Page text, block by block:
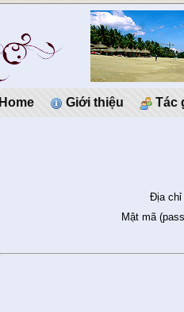
Home Giới thiệu Tác
Địa chỉ
Mật mã